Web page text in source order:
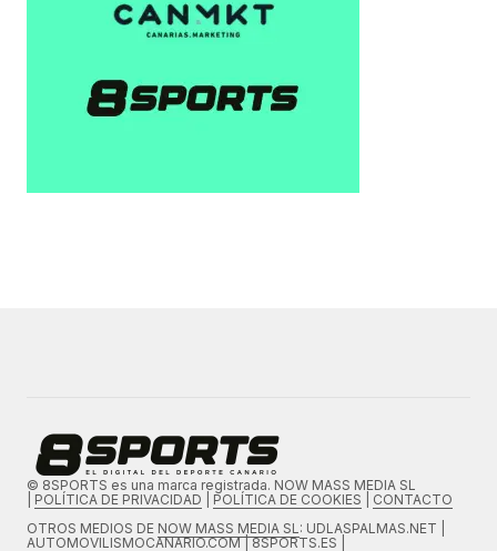
© 8SPORTS es una marca registrada. NOW MASS MEDIA SL
POLÍTICA DE PRIVACIDAD POLÍTICA DE COOKIES
CONTACTO
OTROS MEDIOS DE NOW MASS MEDIA SL: UDLASPALMAS.NET |
AUTOMOVILISMOCANARIO.COM | 8SPORTS.ES |